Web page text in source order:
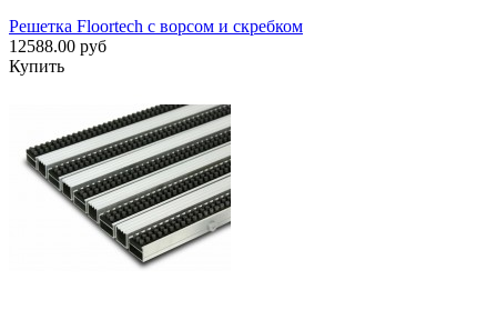
Решетка Floortech с ворсом и скребком
12588.00 руб
Купить